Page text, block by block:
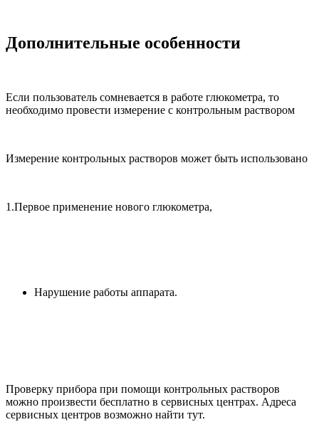
Дополнительные особенности
Если пользователь сомневается в работе глюкометра, то
необходимо провести измерение с контрольным раствором
Измерение контрольных растворов может быть использовано
1.Первое применение нового глюкометра,
Нарушение работы аппарата.
Проверку прибора при помощи контрольных растворов
можно произвести бесплатно в сервисных центрах. Адреса
сервисных центров возможно найти тут.